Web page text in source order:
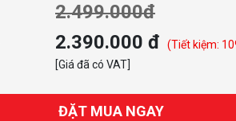
2.499.000đ
2.390.000 đ
(Tiết kiệm:
[Giá đã có VAT]
ĐẶT MUA NGAY